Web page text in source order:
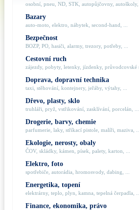
osobní, pneu, ND, STK, autopůjčovny, autoškoly,
Bazary
auto-moto, elektro, nábytek, second-hand, ...
Bezpečnost
BOZP, PO, hasiči, alarmy, trezory, potřeby, ...
Cestovní ruch
zájezdy, pobyty, letenky, jízdenky, průvodcovské
Doprava, dopravní technika
taxi, stěhování, kontejnery, jeřáby, výtahy, ...
Dřevo, plasty, sklo
truhláři, pryž, vstřikování, zasklívání, porcelán, ...
Drogerie, barvy, chemie
parfumerie, laky, stříkací pistole, malíři, maziva, ...
Ekologie, nerosty, obaly
ČOV, skládky, kámen, písek, palety, karton, ...
Elektro, foto
spotřebiče, autorádia, hromosvody, dabing, ...
Energetika, topení
elektrárny, teplo, plyn, kamna, tepelná čerpadla, ...
Finance, ekonomika, právo